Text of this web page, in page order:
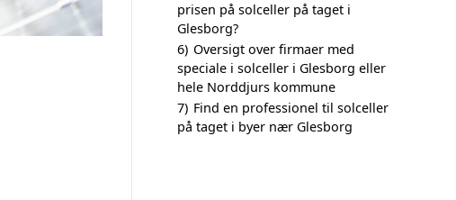
prisen på solceller på taget i
Glesborg?
6) Oversigt over firmaer med
speciale i solceller i Glesborg eller
hele Norddjurs kommune
7) Find en professionel til solceller
på taget i byer nær Glesborg